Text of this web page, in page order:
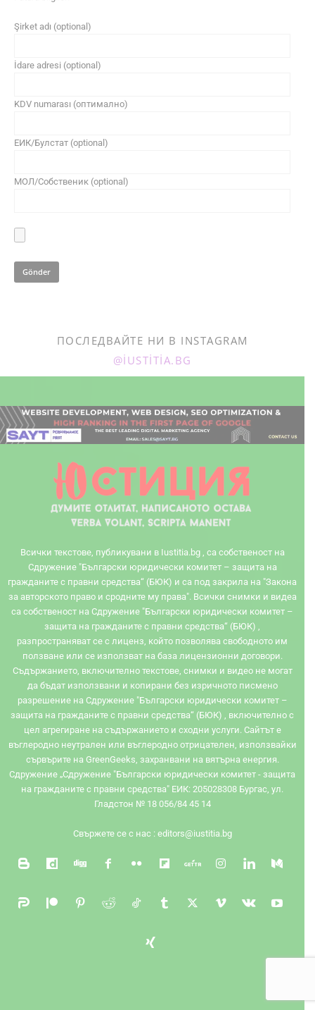
Şirket adı (optional)
İdare adresi (optional)
KDV numarası (оптимално)
ЕИК/Булстат (optional)
МОЛ/Собственик (optional)
ПОСЛЕДВАЙТЕ НИ В INSTAGRAM
@IUSTITIA.BG
Всички текстове, публикувани в Iustitia.bg , са собственост на
Сдружение "Български юридически комитет – защита на
гражданите с правни средства“ (БЮК) и са под закрила на "Закона
за авторското право и сродните му права". Всички снимки и видеа
са собственост на Сдружение "Български юридически комитет –
защита на гражданите с правни средства“ (БЮК) ,
разпространяват се с лиценз, който позволява свободното им
ползване или се използват на база лицензионни договори.
Съдържанието, включително текстове, снимки и видео не могат
да бъдат използвани и копирани без изричното писмено
разрешение на Сдружение "Български юридически комитет –
защита на гражданите с правни средства“ (БЮК) , включително с
цел агрегиране на съдържанието и сходни услуги. Сайтът e
въглеродно неутрален или въглеродно отрицателен, използвайки
сървърите на GreenGeeks, захранвани на вятърна енергия.
Сдружение „Сдружение "Български юридически комитет - защита
на гражданите с правни средства" ЕИК: 205028308 Бургас, ул.
Гладстон № 18 056/84 45 14
Свържете се с нас : editors@iustitia.bg